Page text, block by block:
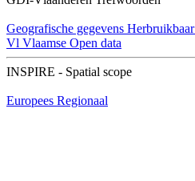
Geografische gegevens Herbruikbaar
Vl Vlaamse Open data
INSPIRE - Spatial scope
Europees Regionaal